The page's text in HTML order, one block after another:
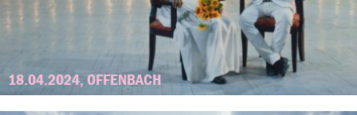
18.04.2024, OFFENBACH